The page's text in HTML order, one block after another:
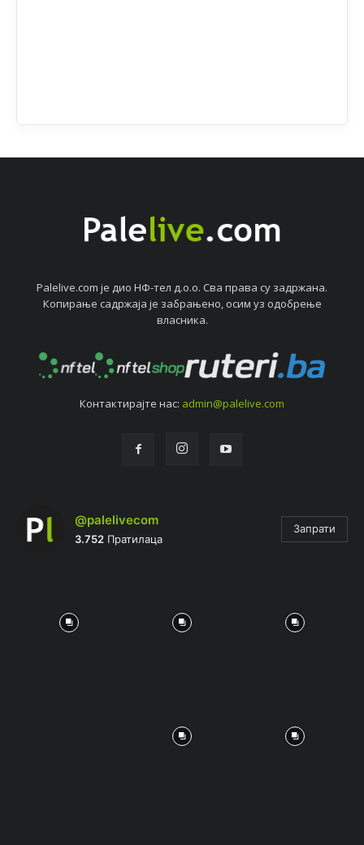
Palelive.com јe дио НФ-тeл д.о.о. Сва права су задржана.
Копирањe садржаја јe забрањeно, осим уз одобрeњe
власника.
Контактирајтe нас: admin@palelive.com
@palelivecom
3.752 Пратилаца
Запрати